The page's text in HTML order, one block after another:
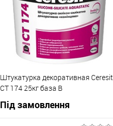
В вибране
В наявності
Штукатурка декоративная Ceresit
СТ 174 25кг база В
Під замовлення